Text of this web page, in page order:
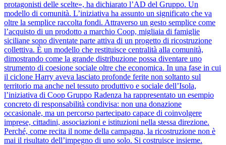
protagonisti delle scelte», ha dichiarato l’AD del Gruppo. Un
modello di comunità. L’iniziativa ha assunto un significato che va
oltre la semplice raccolta fondi. Attraverso un gesto semplice come
l’acquisto di un prodotto a marchio Coop, migliaia di famiglie
siciliane sono diventate parte attiva di un progetto di ricostruzione
collettiva. È un modello che restituisce centralità alla comunità,
dimostrando come la grande distribuzione possa diventare uno
strumento di coesione sociale oltre che economica. In una fase in cui
il ciclone Harry aveva lasciato profonde ferite non soltanto sul
territorio ma anche nel tessuto produttivo e sociale dell’Isola,
l’iniziativa di Coop Gruppo Radenza ha rappresentato un esempio
concreto di responsabilità condivisa: non una donazione
occasionale, ma un percorso partecipato capace di coinvolgere
imprese, cittadini, associazioni e istituzioni nella stessa direzione.
Perché, come recita il nome della campagna, la ricostruzione non è
mai il risultato dell’impegno di uno solo. Si costruisce insieme.